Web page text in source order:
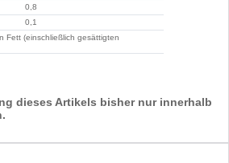
0,8
0,1
Fett (einschließlich gesättigten
dieses Artikels bisher nur innerhalb